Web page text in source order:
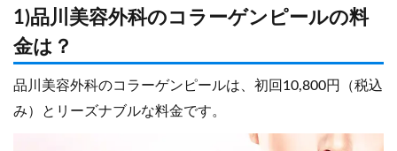
1)品川美容外科のコラーゲンピールの料
金は？
品川美容外科のコラーゲンピールは、初回10,800円（税込
み）とリーズナブルな料金です。